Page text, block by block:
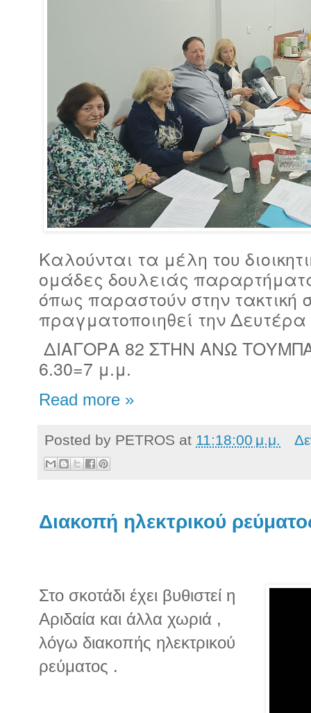
Καλούνται τα μέλη του
ομάδες δουλειάς
όπως παραστούν στην τακτική
πραγματοποιηθεί την
ΔΙΑΓΟΡΑ 82 ΣΤΗΝ ΑΝΩ
6.30=7 μ.μ.
Read more »
Posted by PETROS at 11:18:00 μ.μ.
Διακοπή ηλεκτρικού
Στο σκοτάδι έχει βυθιστεί η
Αριδαία και άλλα χωριά ,
λόγω διακοπής ηλεκτρικού
ρεύματος .